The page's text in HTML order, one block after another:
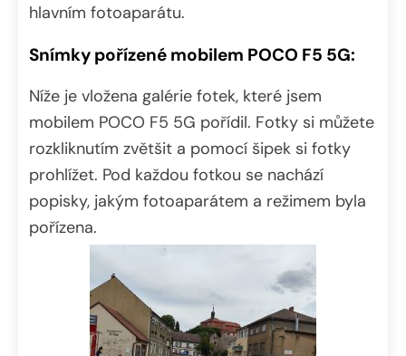
hlavním fotoaparátu.
Snímky pořízené mobilem POCO F5 5G:
Níže je vložena galérie fotek, které jsem
mobilem POCO F5 5G pořídil. Fotky si můžete
rozkliknutím zvětšit a pomocí šipek si fotky
prohlížet. Pod každou fotkou se nachází
popisky, jakým fotoaparátem a režimem byla
pořízena.